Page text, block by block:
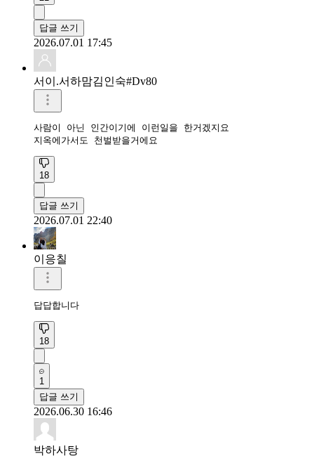
답글 쓰기
2026.07.01 17:45
서이.서하맘김인숙#Dv80
사람이 아닌 인간이기에 이런일을 한거겠지요
지옥에가서도 천벌받을거에요
18
답글 쓰기
2026.07.01 22:40
이응칠
답답합니다
18
1
답글 쓰기
2026.06.30 16:46
박하사탕